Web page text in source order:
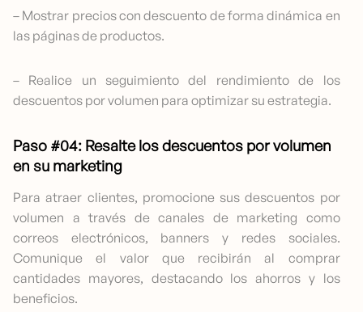
– Mostrar precios con descuento de forma dinámica en
las páginas de productos.
– Realice un seguimiento del rendimiento de los
descuentos por volumen para optimizar su estrategia.
Paso #04: Resalte los descuentos por volumen
en su marketing
Para atraer clientes, promocione sus descuentos por
volumen a través de canales de marketing como
correos electrónicos, banners y redes sociales.
Comunique el valor que recibirán al comprar
cantidades mayores, destacando los ahorros y los
beneficios.